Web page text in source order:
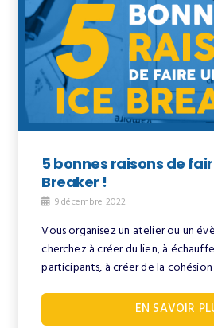
5 bonnes raisons de
Breaker !
9 décembre 2022
Vous organisez un atelier ou un
cherchez à créer du lien, à
participants, à créer de la cohésion
EN SAVOIR